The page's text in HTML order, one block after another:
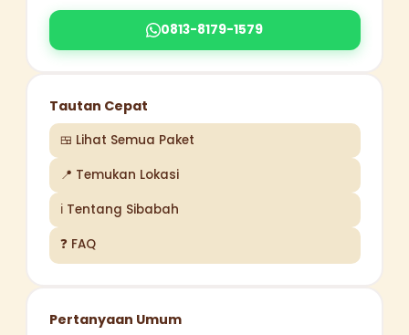
0813-8179-1579
Tautan Cepat
🍱 Lihat Semua Paket
📍 Temukan Lokasi
ℹ️ Tentang Sibabah
❓ FAQ
Pertanyaan Umum